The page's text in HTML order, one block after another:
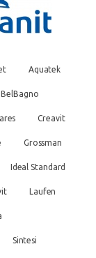
Aquatek
BelBagno
Creavit
Grossman
Ideal Standard
Laufen
Sintesi